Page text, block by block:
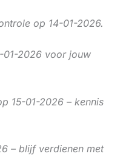
op 14-01-2026.
2026 voor jouw
15-01-2026 – kennis
– blijf verdienen met